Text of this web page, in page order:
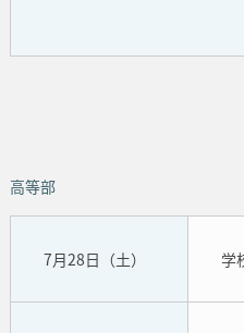
高等部
7月28日（土） 学